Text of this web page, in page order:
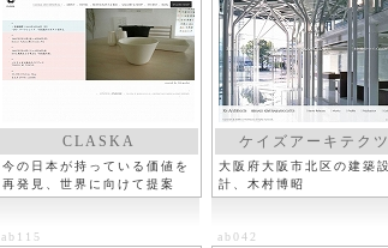
CLASKA
今の日本が持っている価値を
再発見、世界に向けて提案
ケイズアーキテクツ
大阪府大阪市北区の建築設
計、木村博昭
ab115 ab042